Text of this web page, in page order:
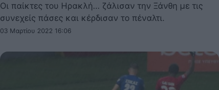
Οι παίκτες του Ηρακλή… ζάλισαν την Ξάνθη με τις
συνεχείς πάσες και κέρδισαν το πέναλτι.
03 Μαρτίου 2022 16:06